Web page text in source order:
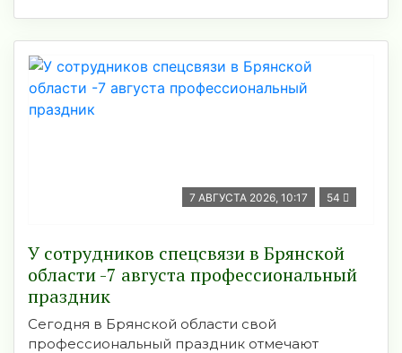
7 АВГУСТА 2026, 10:17 54
У сотрудников спецсвязи в Брянской
области -7 августа профессиональный
праздник
Сегодня в Брянской области свой
профессиональный праздник отмечают